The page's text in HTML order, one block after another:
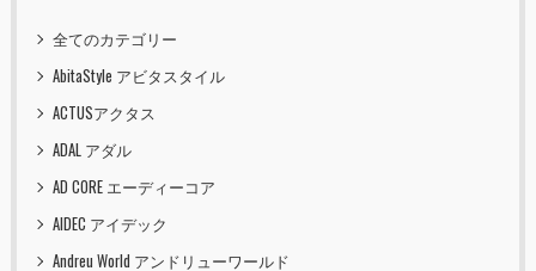
全てのカテゴリー
AbitaStyle アビタスタイル
ACTUSアクタス
ADAL アダル
AD CORE エーディーコア
AIDEC アイデック
Andreu World アンドリューワールド